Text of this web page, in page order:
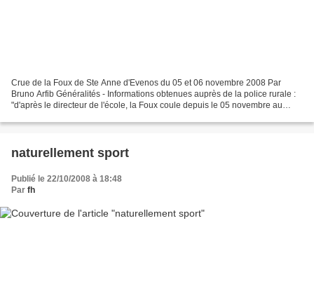
Crue de la Foux de Ste Anne d'Evenos du 05 et 06 novembre 2008 Par
Bruno Arfib Généralités - Informations obtenues auprès de la police rurale :
"d'après le directeur de l'école, la Foux coule depuis le 05 novembre au
naturellement sport
Publié le 22/10/2008 à 18:48
Par fh